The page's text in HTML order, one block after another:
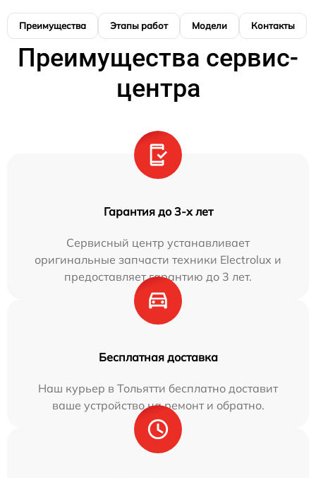
Преимущества Этапы работ Модели Контакты
Преимущества сервис-
центра
Гарантия до 3-х лет
Сервисный центр устанавливает
оригинальные запчасти техники Electrolux и
предоставляет гарантию до 3 лет.
Бесплатная доставка
Наш курьер в Тольятти бесплатно доставит
ваше устройство на ремонт и обратно.